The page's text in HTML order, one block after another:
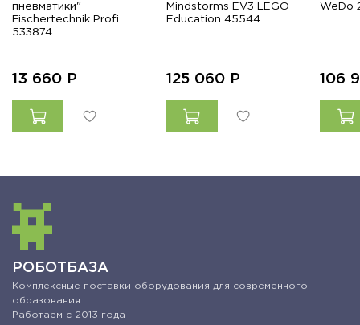
пневматики"
Fischertechnik Profi
533874
13 660 Р
Mindstorms EV3 LEGO
Education 45544
125 060 Р
WeDo
106
РОБОТБАЗА
Комплексные поставки оборудования для современного
образования
Работаем с 2013 года